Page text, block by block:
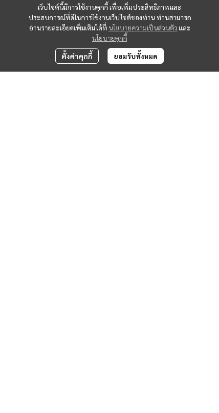
เว็บไซต์นี้มีการใช้งานคุกกี้ เพื่อเพิ่มประสิทธิภาพและ
ประสบการณ์ที่ดีในการใช้งานเว็บไซต์ของท่าน ท่านสามารถ
อ่านรายละเอียดเพิ่มเติมได้ที่ นโยบายความเป็นส่วนตัว และ
นโยบายคุกกี้
ตั้งค่าคุกกี้ ยอมรับทั้งหมด